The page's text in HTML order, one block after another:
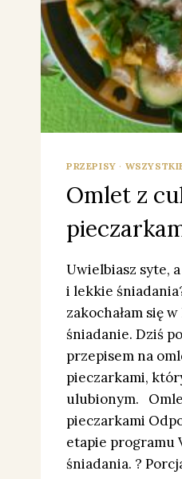
PRZEPISY ·
Omlet z
Uwielbiasz syte,
i lekkie
zakochałam się
śniadanie. Dziś
przepisem na
pieczarkami,
ulubionym.
pieczarkami
etapie programu
śniadania. ?